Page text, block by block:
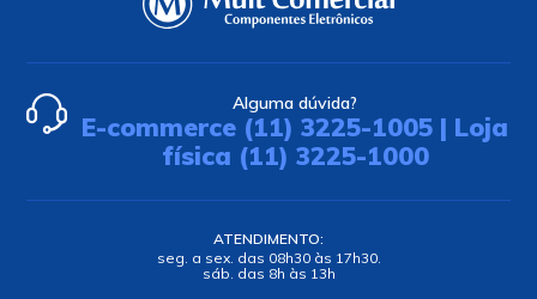
Alguma dúvida?
E-commerce (11) 3225-1005 | Loja
física (11) 3225-1000
ATENDIMENTO:
seg. a sex. das 08h30 às 17h30.
sáb. das 8h às 13h